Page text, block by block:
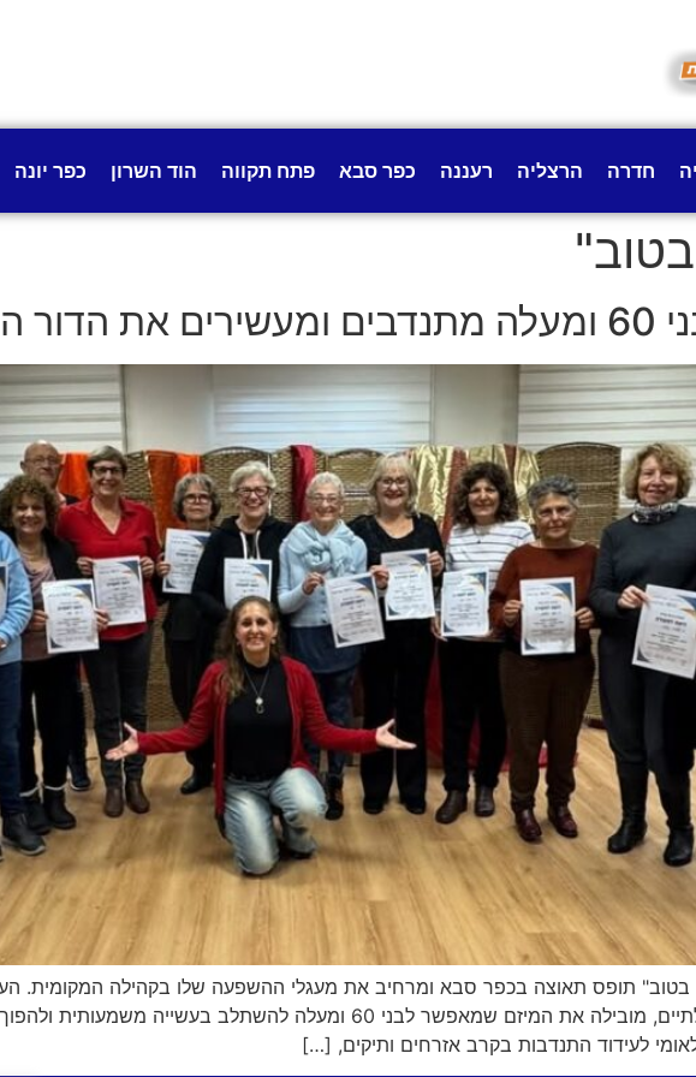
חדרה הרצליה רעננה כפר סבא פתח תקווה הוד השרון כפר יונה
תופס תאוצה בכפר סבא ומרחיב את מעגלי ההשפעה שלו בקהילה המקומית.
באגף לשירותים חברתיים ־ קהילתיים, מובילה את המיזם שמאפשר לבני 60
לעידוד התנדבות בקרב אזרחים ותיקים, […]